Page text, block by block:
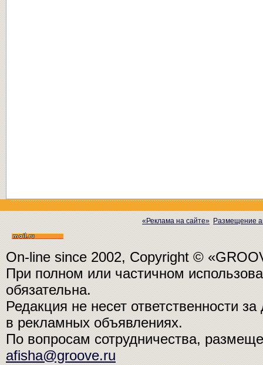
«Реклама на сайте» Размещение
On-line since 2002, Copyright ©
При полном или частичном
обязательна.
Редакция не несет ответственности
в рекламных объявлениях.
По вопросам сотрудничества,
afisha@groove.ru